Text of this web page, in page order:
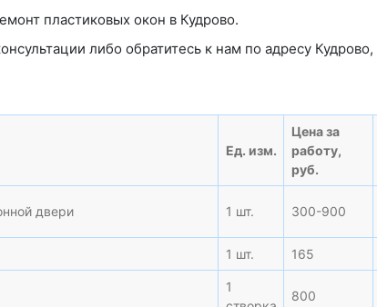
пластиковых окон в Кудрово.
либо обратитесь к нам по адресу
Ед. изм.
Цена за
работу,
руб.
двери 1 шт. 300-900
1 шт. 165
1
800